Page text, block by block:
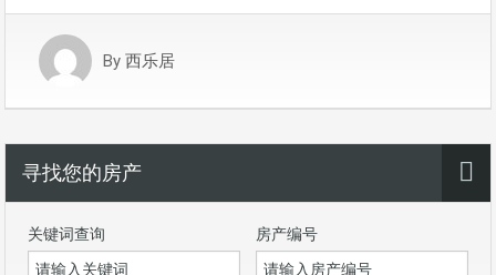
By 西乐居
寻找您的房产
关键词查询 房产编号